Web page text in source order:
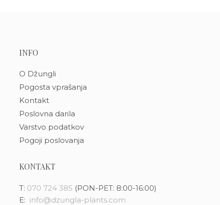
INFO
O Džungli
Pogosta vprašanja
Kontakt
Poslovna darila
Varstvo podatkov
Pogoji poslovanja
KONTAKT
T: 070 724 385 (PON-PET: 8:00-16:00)
E: info@dzungla-plants.com